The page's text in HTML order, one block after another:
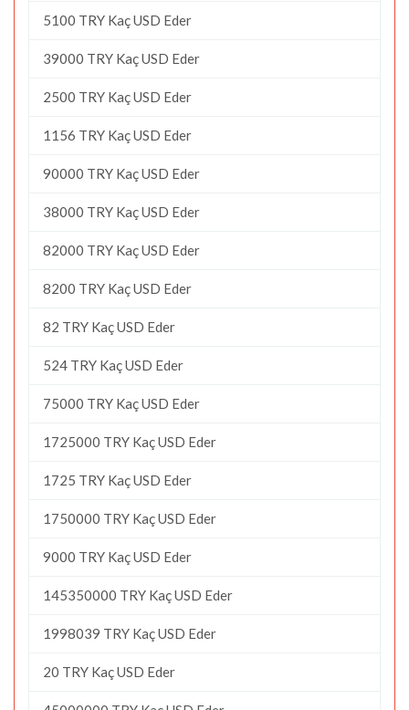
5100 TRY Kaç USD Eder
39000 TRY Kaç USD Eder
2500 TRY Kaç USD Eder
1156 TRY Kaç USD Eder
90000 TRY Kaç USD Eder
38000 TRY Kaç USD Eder
82000 TRY Kaç USD Eder
8200 TRY Kaç USD Eder
82 TRY Kaç USD Eder
524 TRY Kaç USD Eder
75000 TRY Kaç USD Eder
1725000 TRY Kaç USD Eder
1725 TRY Kaç USD Eder
1750000 TRY Kaç USD Eder
9000 TRY Kaç USD Eder
145350000 TRY Kaç USD Eder
1998039 TRY Kaç USD Eder
20 TRY Kaç USD Eder